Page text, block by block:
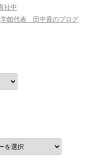
社中
館代表 田中貴のブログ